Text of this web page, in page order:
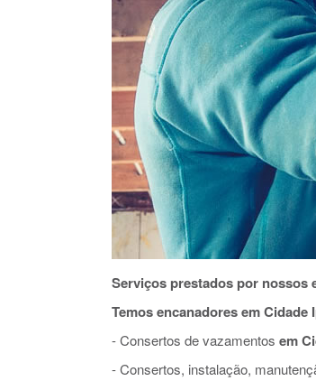
Serviços prestados por nossos
Temos encanadores em Cidade
- Consertos de vazamentos em
- Consertos, instalação,